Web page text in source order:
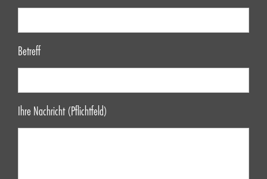
Betreff
Ihre Nachricht (Pflichtfeld)